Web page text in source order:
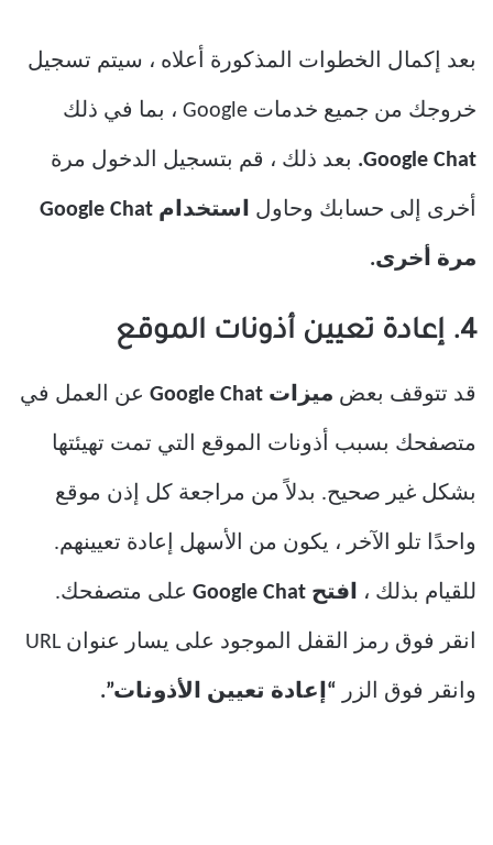
بعد إكمال الخطوات المذكورة أعلاه ، سيتم تسجيل
خروجك من جميع خدمات Google ، بما في ذلك
Google Chat. بعد ذلك ، قم بتسجيل الدخول مرة
أخرى إلى حسابك وحاول استخدام Google Chat
مرة أخرى.
4. إعادة تعيين أذونات الموقع
قد تتوقف بعض ميزات Google Chat عن العمل في
متصفحك بسبب أذونات الموقع التي تمت تهيئتها
بشكل غير صحيح. بدلاً من مراجعة كل إذن موقع
واحدًا تلو الآخر ، يكون من الأسهل إعادة تعيينهم.
للقيام بذلك ، افتح Google Chat على متصفحك.
انقر فوق رمز القفل الموجود على يسار عنوان URL
وانقر فوق الزر “إعادة تعيين الأذونات”.